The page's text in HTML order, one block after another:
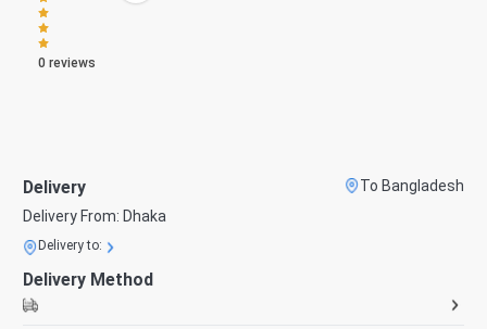
0 reviews
Delivery
To Bangladesh
Delivery From: Dhaka
Delivery to:
Delivery Method